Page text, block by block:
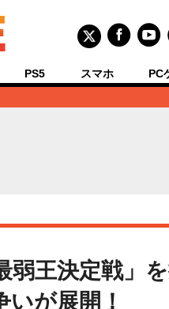
PS5 スマホ PC
弱王決定戦」
が展開！